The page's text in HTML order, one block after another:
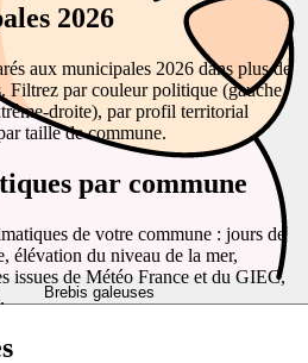
Brebis galeuses
2026
aux municipales 2026 dans plus de
Filtrez par couleur politique (gauche,
droite), par profil territorial
taille de commune.
par commune
de votre commune : jours de
élévation du niveau de la mer,
issues de Météo France et du GIEC,